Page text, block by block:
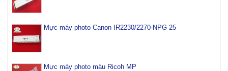
Mực máy photo Canon IR2230/2270-NPG 25
Mực máy photo màu Ricoh MP